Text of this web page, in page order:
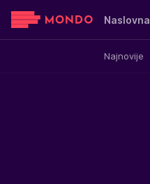
Naslovna
Najnovije
Sensa